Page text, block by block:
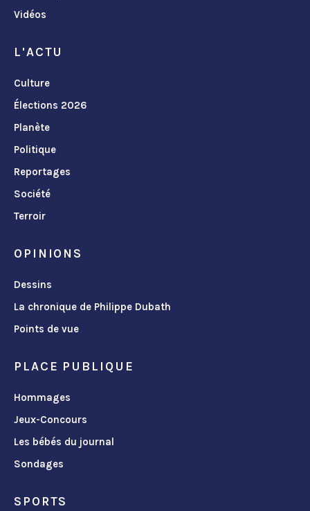
Vidéos
L'ACTU
Culture
Élections 2026
Planète
Politique
Reportages
Société
Terroir
OPINIONS
Dessins
La chronique de Philippe Dubath
Points de vue
PLACE PUBLIQUE
Hommages
Jeux-Concours
Les bébés du journal
Sondages
SPORTS